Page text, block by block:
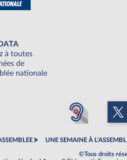
à toutes
de
nationale
UNE SEMAINE À
©Tous droits